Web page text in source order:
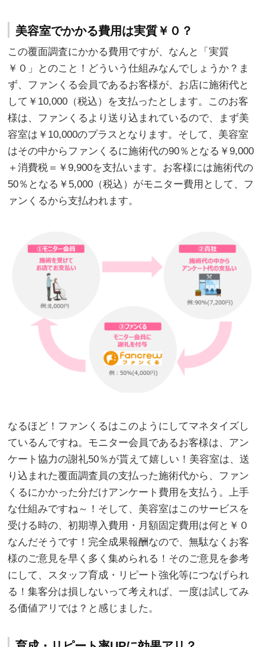
美容室でかかる費用は実質￥０？
この覆面調査にかかる費用ですが、なんと「実質
￥０」とのこと！どういう仕組みなんでしょうか？ま
ず、ファンくる会員であるお客様が、お店に施術代と
して￥10,000（税込）を支払ったとします。このお客
様は、ファンくるより送り込まれているので、まず美
容室は￥10,000のプラスとなります。そして、美容室
はその中からファンくるに施術代の90％となる￥9,000
＋消費税＝￥9,900を支払います。お客様には施術代の
50％となる￥5,000（税込）がモニター費用として、フ
ァンくるから支払われます。
なるほど！ファンくるはこのようにしてマネタイズし
ているんですね。モニター会員であるお客様は、アン
ケート協力の謝礼50％が貰えて嬉しい！美容室は、送
り込まれた覆面調査員の支払った施術代から、ファン
くるにかかった分だけアンケート費用を支払う。上手
な仕組みですね～！そして、美容室はこのサービスを
受ける時の、初期導入費用・月額固定費用は何と￥０
なんだそうです！完全成果報酬なので、無駄なくお客
様のご意見を早く多く集められる！そのご意見を参考
にして、スタッフ育成・リピート強化等につなげられ
る！集客分は損しないって考えれば、一度は試してみ
る価値アリでは？と感じました。